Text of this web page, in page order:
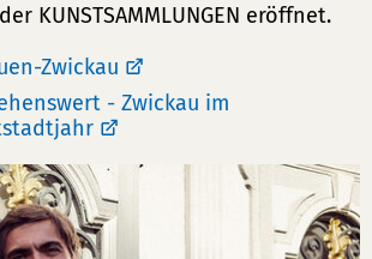
KUNSTSAMMLUNGEN eröffnet.
Zwickau
- Zwickau im